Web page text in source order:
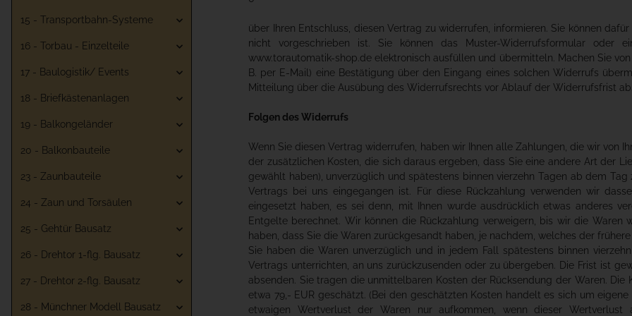
über Ihren Entschluss, diesen Vertrag zu widerrufen, informieren. Sie können
nicht vorgeschrieben ist. Sie können das Muster-Widerrufsformular oder
www.torautomatik-shop.de elektronisch ausfüllen und übermitteln. Machen Sie
B. per E-Mail) eine Bestätigung über den Eingang eines solchen Widerrufs
Mitteilung über die Ausübung des Widerrufsrechts vor Ablauf der Widerrufsfrist
Folgen des Widerrufs
Wenn Sie diesen Vertrag widerrufen, haben wir Ihnen alle Zahlungen, die wir von
der zusätzlichen Kosten, die sich daraus ergeben, dass Sie eine andere Art der
gewählt haben), unverzüglich und spätestens binnen vierzehn Tagen ab dem
Vertrags bei uns eingegangen ist. Für diese Rückzahlung verwenden wir
eingesetzt haben, es sei denn, mit Ihnen wurde ausdrücklich etwas anderes
Entgelte berechnet. Wir können die Rückzahlung verweigern, bis wir die
haben, dass Sie die Waren zurückgesandt haben, je nachdem, welches der
Sie haben die Waren unverzüglich und in jedem Fall spätestens binnen
Vertrags unterrichten, an uns zurückzusenden oder zu übergeben. Die Frist ist
absenden. Sie tragen die unmittelbaren Kosten der Rücksendung der Waren.
etwa 79,- EUR geschätzt. (Bei den geschätzten Kosten handelt es sich um
etwaigen Wertverlust der Waren nur aufkommen, wenn dieser
15 - Transportbahn-Systeme
16 - Torbau - Einzelteile
17 - Baulogistik/ Events
18 - Briefkästenanlagen
19 - Balkongeländer
20 - Balkonbauteile
23 - Zaunbauteile
24 - Zaun und Torsäulen
25 - Gehtür Bausatz
26 - Drehtor 1-flg. Bausatz
27 - Drehtor 2-flg. Bausatz
28 - Münchner Modell Bausatz